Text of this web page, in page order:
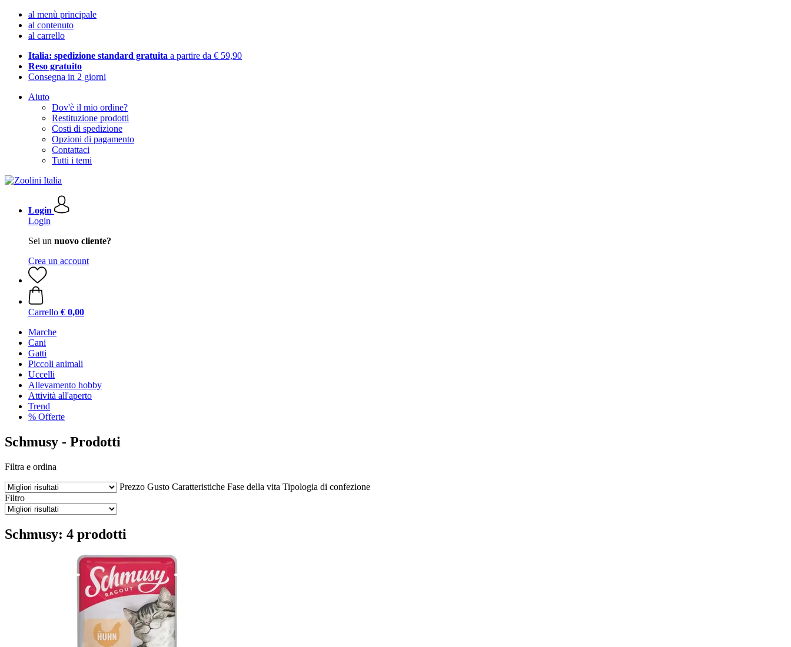
al menù principale
al contenuto
al carrello
Italia: spedizione standard gratuita a partire da € 59,90
Reso gratuito
Consegna in 2 giorni
Aiuto
Dov'è il mio ordine?
Restituzione prodotti
Costi di spedizione
Opzioni di pagamento
Contattaci
Tutti i temi
Login
Login
Sei un nuovo cliente?
Crea un account
Carrello € 0,00
Marche
Cani
Gatti
Piccoli animali
Uccelli
Allevamento hobby
Attività all'aperto
Trend
% Offerte
Schmusy - Prodotti
Filtra e ordina
Prezzo Gusto Caratteristiche Fase della vita Tipologia di confezione
Filtro
Schmusy: 4 prodotti